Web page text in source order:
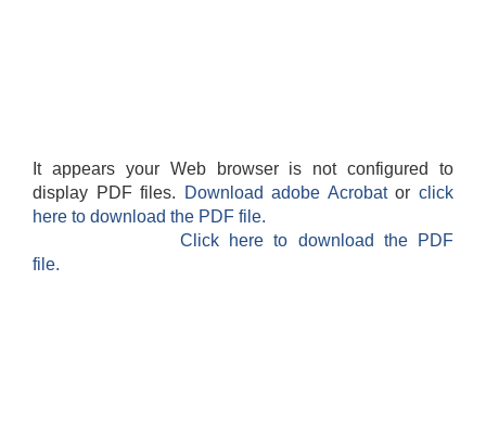
It appears your Web browser is not configured to
display PDF files.
Download adobe Acrobatorclick
here to download the PDF file.
Click here to download the PDF
file.